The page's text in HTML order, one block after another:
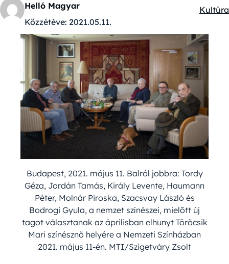
Helló Magyar
Közzétéve: 2021.05.11.
Kultúra
Budapest, 2021. május 11. Balról jobbra: Tordy
Géza, Jordán Tamás, Király Levente, Haumann
Péter, Molnár Piroska, Szacsvay László és
Bodrogi Gyula, a nemzet színészei, mielõtt új
tagot választanak az áprilisban elhunyt Törõcsik
Mari színésznõ helyére a Nemzeti Színházban
2021. május 11-én. MTI/Szigetváry Zsolt